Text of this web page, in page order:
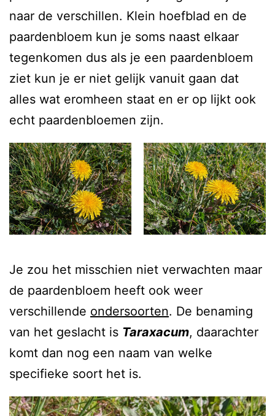
naar de verschillen. Klein hoefblad en de
paardenbloem kun je soms naast elkaar
tegenkomen dus als je een paardenbloem
ziet kun je er niet gelijk vanuit gaan dat
alles wat eromheen staat en er op lijkt ook
echt paardenbloemen zijn.
Je zou het misschien niet verwachten maar
de paardenbloem heeft ook weer
verschillende ondersoorten. De benaming
van het geslacht is Taraxacum, daarachter
komt dan nog een naam van welke
specifieke soort het is.